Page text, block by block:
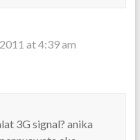
at 4:39 am
3G signal? anika